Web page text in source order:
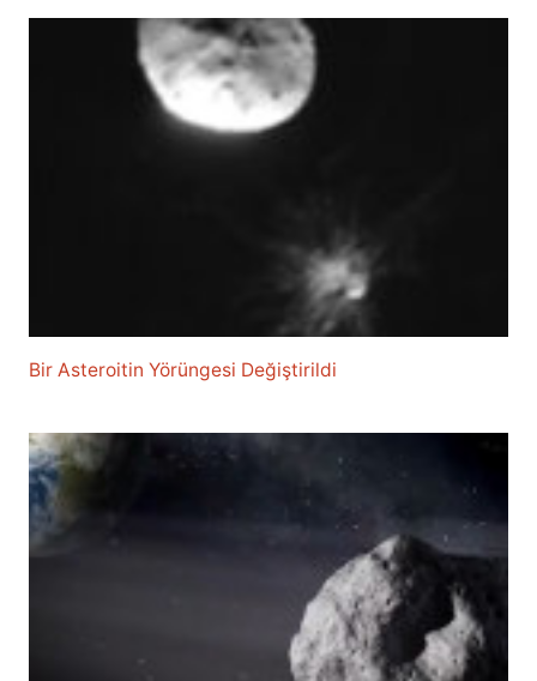
Bir Asteroitin Yörüngesi Değiştirildi